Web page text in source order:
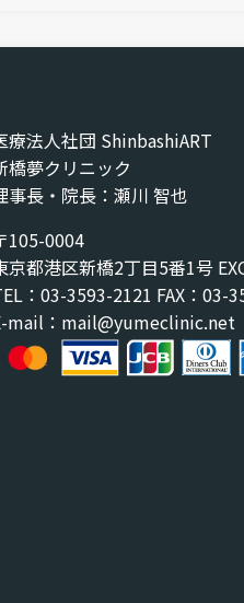
療法人社団 ShinbashiART
橋夢クリニック
事長・院長：瀬川 智也
105-0004
京都港区新橋2丁目5番1号
：03-3593-2121 FAX：03-
mail：mail@yumeclinic.net